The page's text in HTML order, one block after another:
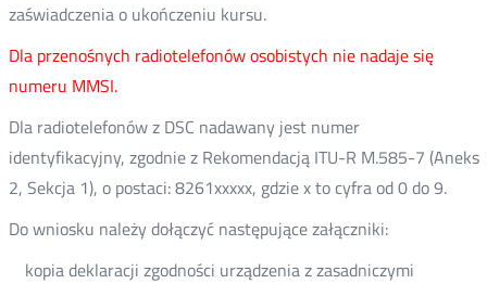
zaświadczenia o ukończeniu kursu.
Dla przenośnych radiotelefonów osobistych nie nadaje się
numeru MMSI.
Dla radiotelefonów z DSC nadawany jest numer
identyfikacyjny, zgodnie z Rekomendacją ITU-R M.585-7 (Aneks
2, Sekcja 1), o postaci: 8261xxxxx, gdzie x to cyfra od 0 do 9.
Do wniosku należy dołączyć następujące załączniki:
kopia deklaracji zgodności urządzenia z zasadniczymi